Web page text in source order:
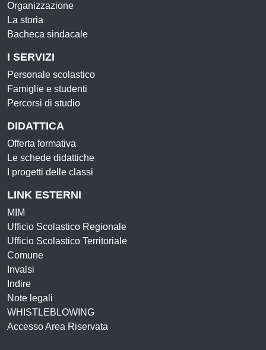
Organizzazione
La storia
Bacheca sindacale
I SERVIZI
Personale scolastico
Famiglie e studenti
Percorsi di studio
DIDATTICA
Offerta formativa
Le schede didattiche
I progetti delle classi
LINK ESTERNI
MIM
Ufficio Scolastico Regionale
Ufficio Scolastico Territoriale
Comune
Invalsi
Indire
Note legali
WHISTLEBLOWING
Accesso Area Riservata